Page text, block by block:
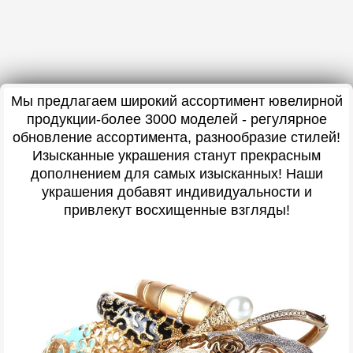
Мы предлагаем широкий ассортимент ювелирной
продукции-более 3000 моделей - регулярное
обновление ассортимента, разнообразие стилей!
Изысканные украшения станут прекрасным
дополнением для самых изысканных! Наши
украшения добавят индивидуальности и
привлекут восхищенные взгляды!